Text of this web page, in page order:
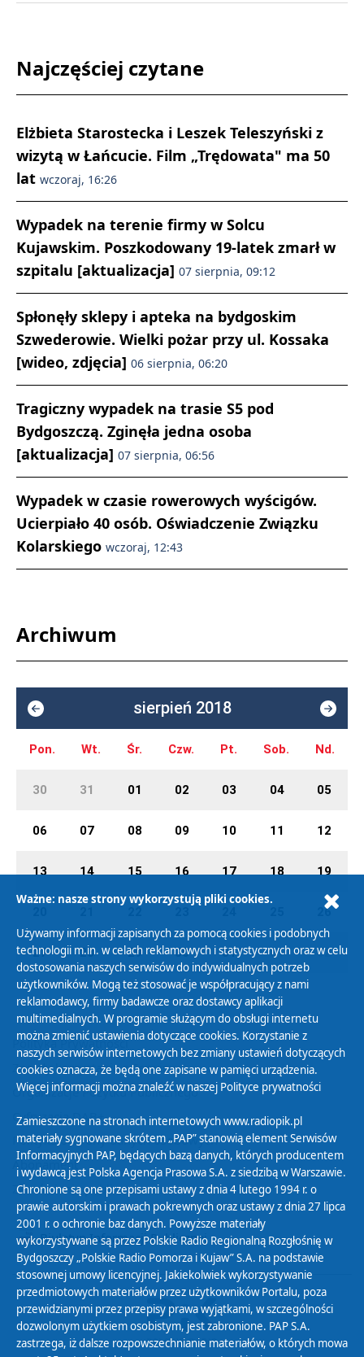
Najczęściej czytane
Elżbieta Starostecka i Leszek Teleszyński z
wizytą w Łańcucie. Film „Trędowata" ma 50
lat wczoraj, 16:26
Wypadek na terenie firmy w Solcu
Kujawskim. Poszkodowany 19-latek zmarł w
szpitalu [aktualizacja] 07 sierpnia, 09:12
Spłonęły sklepy i apteka na bydgoskim
Szwederowie. Wielki pożar przy ul. Kossaka
[wideo, zdjęcia] 06 sierpnia, 06:20
Tragiczny wypadek na trasie S5 pod
Bydgoszczą. Zginęła jedna osoba
[aktualizacja] 07 sierpnia, 06:56
Wypadek w czasie rowerowych wyścigów.
Ucierpiało 40 osób. Oświadczenie Związku
Kolarskiego wczoraj, 12:43
Archiwum
sierpień 2018
Pon. Wt. Śr. Czw. Pt. Sob. Nd.
30 31 01 02 03 04 05
06 07 08 09 10 11 12
13 14 15 16 17 18 19
26
27 28 29 30 31 01 02
Polityka Prywatności
Zasady korzystania z Serwisu
Organizacje Pożytku Publicznego
Cyfryzacja DAB+
Polityka ochrony danych osobowych
Abonament
Zamówienia publiczne
Biuletyn Informacji Publicznej
Ważne: nasze strony wykorzystują pliki cookies.
Używamy informacji zapisanych za pomocą cookies i podobnych
technologii m.in. w celach reklamowych i statystycznych oraz w celu
dostosowania naszych serwisów do indywidualnych potrzeb
użytkowników. Mogą też stosować je współpracujący z nami
reklamodawcy, firmy badawcze oraz dostawcy aplikacji
multimedialnych. W programie służącym do obsługi internetu
można zmienić ustawienia dotyczące cookies. Korzystanie z
naszych serwisów internetowych bez zmiany ustawień dotyczących
cookies oznacza, że będą one zapisane w pamięci urządzenia.
Więcej informacji można znaleźć w naszej Polityce prywatności
Zamieszczone na stronach internetowych www.radiopik.pl
materiały sygnowane skrótem „PAP” stanowią element Serwisów
Informacyjnych PAP, będących bazą danych, których producentem
i wydawcą jest Polska Agencja Prasowa S.A. z siedzibą w Warszawie.
Chronione są one przepisami ustawy z dnia 4 lutego 1994 r. o
prawie autorskim i prawach pokrewnych oraz ustawy z dnia 27 lipca
2001 r. o ochronie baz danych. Powyższe materiały
wykorzystywane są przez Polskie Radio Regionalną Rozgłośnię w
Bydgoszczy „Polskie Radio Pomorza i Kujaw” S.A. na podstawie
stosownej umowy licencyjnej. Jakiekolwiek wykorzystywanie
przedmiotowych materiałów przez użytkowników Portalu, poza
przewidzianymi przez przepisy prawa wyjątkami, w szczególności
dozwolonym użytkiem osobistym, jest zabronione. PAP S.A.
zastrzega, iż dalsze rozpowszechnianie materiałów, o których mowa